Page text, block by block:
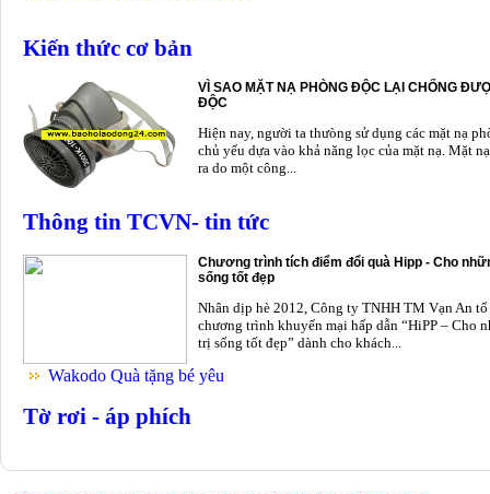
Kiến thức cơ bản
VÌ SAO MẶT NẠ PHÒNG ĐỘC LẠI CHỐNG
ĐỘC
Hiện nay, người ta thưòng sử dụng các mặt nạ
chủ yếu dựa vào khả năng lọc của mặt nạ. Mặt
ra do một công...
Thông tin TCVN- tin tức
Chương trình tích điểm đổi quà Hipp - Cho
sống tốt đẹp
Nhân dịp hè 2012, Công ty TNHH TM Vạn An
chương trình khuyến mại hấp dẫn “HiPP – Cho
trị sống tốt đẹp” dành cho khách...
Wakodo Quà tặng bé yêu
Tờ rơi - áp phích